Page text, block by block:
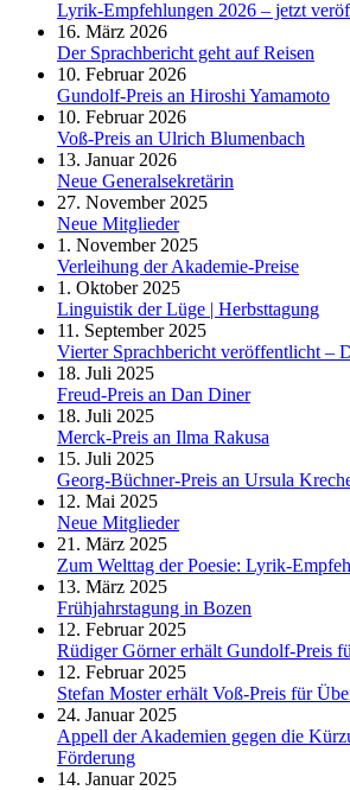
Lyrik-Empfehlungen 2026 – jetzt
16. März 2026
Der Sprachbericht geht auf Reisen
10. Februar 2026
Gundolf-Preis an Hiroshi Yamamoto
10. Februar 2026
Voß-Preis an Ulrich Blumenbach
13. Januar 2026
Neue Generalsekretärin
27. November 2025
Neue Mitglieder
1. November 2025
Verleihung der Akademie-Preise
1. Oktober 2025
Linguistik der Lüge | Herbsttagung
11. September 2025
Vierter Sprachbericht veröffentlicht –
18. Juli 2025
Freud-Preis an Dan Diner
18. Juli 2025
Merck-Preis an Ilma Rakusa
15. Juli 2025
Georg-Büchner-Preis an Ursula
12. Mai 2025
Neue Mitglieder
21. März 2025
Zum Welttag der Poesie: Lyrik-
13. März 2025
Frühjahrstagung in Bozen
12. Februar 2025
Rüdiger Görner erhält Gundolf-Preis
12. Februar 2025
Stefan Moster erhält Voß-Preis für
24. Januar 2025
Appell der Akademien gegen die
Förderung
14. Januar 2025